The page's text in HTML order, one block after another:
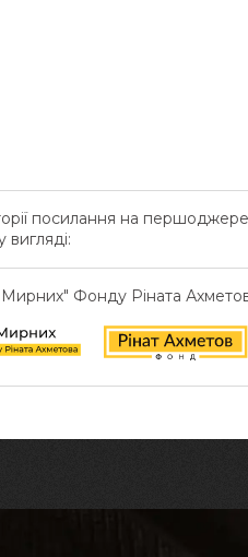
посилання на
вигляді:
Фонду Ріната